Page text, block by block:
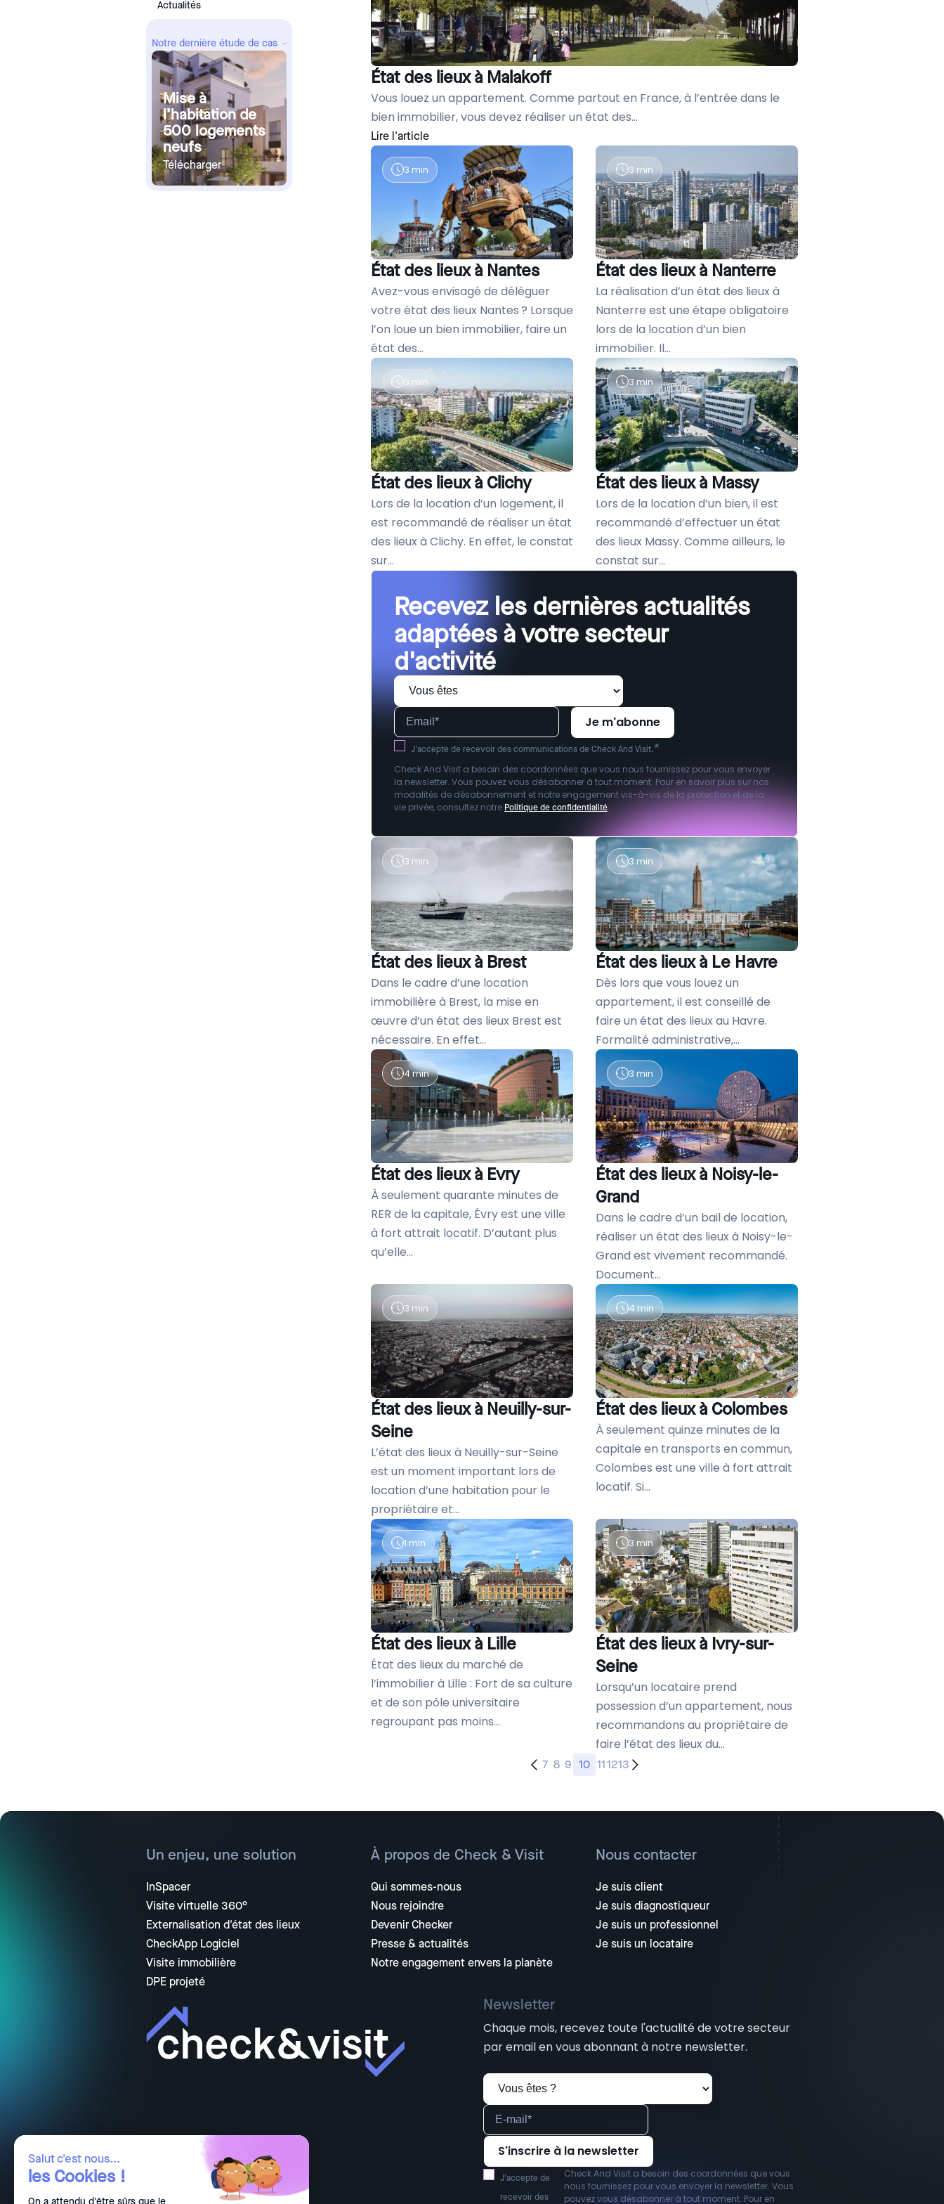
Salut c'est nous...
les Cookies !
On a attendu d'être sûrs que le
Job
Nous rejoindre
Devenir Checker
Télécharger l'étude de cas
Les autres secteurs
Fournisseur d'énergie
Assurance
Télécharger l'étude de cas
InSpacer
DPE projeté
Les évolutions de nos solutions
Le LAB
Télécharger l'étude de cas
Lexique
Télécharger l'étude de cas
Actualités
Notre dernière étude de cas
Mise à
l’habitation de
500 logements
neufs
Télécharger
État des lieux à Malakoff
Vous louez un appartement. Comme partout en France, à l’entrée dans le
bien immobilier, vous devez réaliser un état des...
Lire l'article
3 min
État des lieux à Nantes
Avez-vous envisagé de déléguer
votre état des lieux Nantes ? Lorsque
l’on loue un bien immobilier, faire un
état des...
3 min
État des lieux à Nanterre
La réalisation d’un état des lieux à
Nanterre est une étape obligatoire
lors de la location d’un bien
immobilier. Il...
3 min
État des lieux à Clichy
Lors de la location d’un logement, il
est recommandé de réaliser un état
des lieux à Clichy. En effet, le constat
sur...
3 min
État des lieux à Massy
Lors de la location d’un bien, il est
recommandé d’effectuer un état
des lieux Massy. Comme ailleurs, le
constat sur...
Recevez les dernières actualités
adaptées à votre secteur
d'activité
J'accepte de recevoir des communications de Check And Visit.*
Check And Visit a besoin des coordonnées que vous nous fournissez pour vous envoyer
la newsletter. Vous pouvez vous désabonner à tout moment. Pour en savoir plus sur nos
modalités de désabonnement et notre engagement vis-à-vis de la protection et de la
vie privée, consultez notre Politique de confidentialité.
3 min
État des lieux à Brest
Dans le cadre d’une location
immobilière à Brest, la mise en
œuvre d’un état des lieux Brest est
nécessaire. En effet...
3 min
État des lieux à Le Havre
Dès lors que vous louez un
appartement, il est conseillé de
faire un état des lieux au Havre.
Formalité administrative,...
4 min
État des lieux à Evry
À seulement quarante minutes de
RER de la capitale, Évry est une ville
à fort attrait locatif. D’autant plus
qu’elle...
3 min
État des lieux à Noisy-le-
Grand
Dans le cadre d’un bail de location,
réaliser un état des lieux à Noisy-le-
Grand est vivement recommandé.
Document...
3 min
État des lieux à Neuilly-sur-
Seine
L’état des lieux à Neuilly-sur-Seine
est un moment important lors de
location d’une habitation pour le
propriétaire et...
4 min
État des lieux à Colombes
À seulement quinze minutes de la
capitale en transports en commun,
Colombes est une ville à fort attrait
locatif. Si...
1 min
État des lieux à Lille
État des lieux du marché de
l’immobilier à Lille : Fort de sa culture
et de son pôle universitaire
regroupant pas moins...
3 min
État des lieux à Ivry-sur-
Seine
Lorsqu’un locataire prend
possession d’un appartement, nous
recommandons au propriétaire de
faire l’état des lieux du...
7 8 9 10 111213
Un enjeu, une solution
InSpacer
Visite virtuelle 360°
Externalisation d'état des lieux
CheckApp Logiciel
Visite immobilière
DPE projeté
À propos de Check & Visit
Qui sommes-nous
Nous rejoindre
Devenir Checker
Presse & actualités
Notre engagement envers la planète
Nous contacter
Je suis client
Je suis diagnostiqueur
Je suis un professionnel
Je suis un locataire
Newsletter
Chaque mois, recevez toute l'actualité de votre secteur
par email en vous abonnant à notre newsletter.
J'accepte de
recevoir des
Check And Visit a besoin des coordonnées que vous
nous fournissez pour vous envoyer la newsletter. Vous
pouvez vous désabonner à tout moment. Pour en